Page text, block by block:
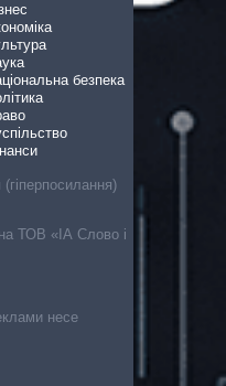
безпека
ТОВ «ІА Слово і
несе